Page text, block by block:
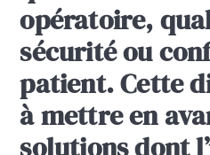
opératoire,
sécurité ou
patient. Cette
à mettre en
solutions dont